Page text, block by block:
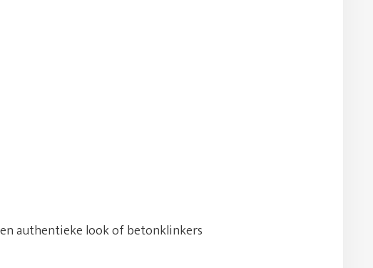
authentieke look of betonklinkers